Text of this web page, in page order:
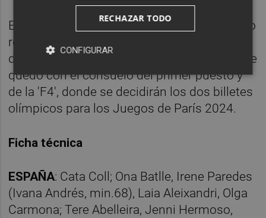
España lo intentó hasta el final, pero no pudo
redondear la jornada y encajó su primera
derrota de la fase de grupos. Sin embargo, se
quedó con el consuelo del primer puesto y
de la 'F4', donde se decidirán los dos billetes
olímpicos para los Juegos de París 2024.
Ficha técnica
ESPAÑA: Cata Coll; Ona Batlle, Irene Paredes
(Ivana Andrés, min.68), Laia Aleixandri, Olga
Carmona; Tere Abelleira, Jenni Hermoso,
RECHAZAR TODO
CONFIGURAR